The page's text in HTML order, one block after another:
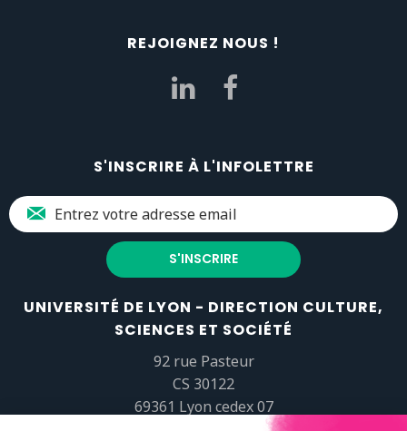
REJOIGNEZ NOUS !
S'INSCRIRE À L'INFOLETTRE
UNIVERSITÉ DE LYON - DIRECTION CULTURE,
SCIENCES ET SOCIÉTÉ
92 rue Pasteur
CS 30122
69361 Lyon cedex 07